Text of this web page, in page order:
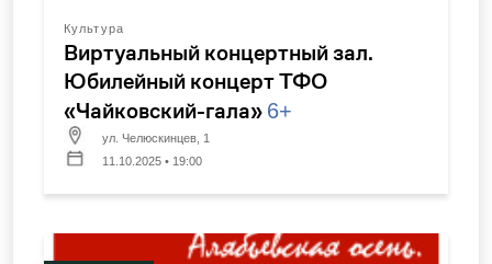
Культура
Виртуальный концертный зал.
Юбилейный концерт ТФО
«Чайковский-гала» 6+
ул. Челюскинцев, 1
11.10.2025 • 19:00